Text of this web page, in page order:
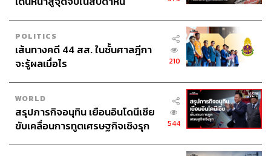
POLITICS
เส้นทางคดี 44 สส. ในชั้นศาลฎีกา
จะรู้ผลเมื่อไร
210
WORLD
สรุปภารกิจอนุทิน เยือนอินโดนีเซีย
ขับเคลื่อนการทูตเศรษฐกิจเชิงรุก
544